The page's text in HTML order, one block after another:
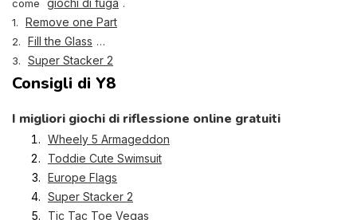
come
giochi di fuga .
1.
Remove one Part
2. Fill the Glass
3. Super Stacker 2
Consigli di Y8
I migliori giochi di riflessione online gratuiti
Wheely 5 Armageddon
Toddie Cute Swimsuit
Europe Flags
Super Stacker 2
Tic Tac Toe Vegas